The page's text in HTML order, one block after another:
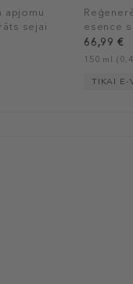
apjomu
sejai
esence
66,99 €
150 ml
TIKAI E-